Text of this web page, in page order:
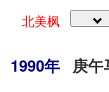
北美枫
1990年 庚午